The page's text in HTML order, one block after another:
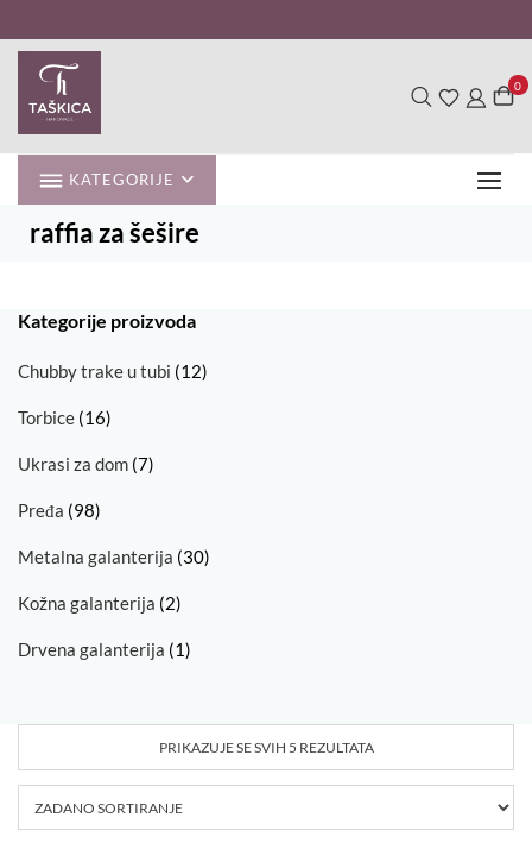
to
content
0
KATEGORIJE
raffia za šešire
Kategorije proizvoda
Chubby trake u tubi (12)
Torbice (16)
Ukrasi za dom (7)
Pređa (98)
Metalna galanterija (30)
Kožna galanterija (2)
Drvena galanterija (1)
PRIKAZUJE SE SVIH 5 REZULTATA